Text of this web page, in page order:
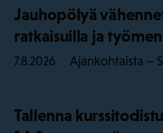
Jauhopölyä
ratkaisuilla ja
7.8.2026 Ajankohtaista –
Tallenna